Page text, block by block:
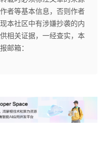
者等基本信息，否则作者
本社区中有涉嫌抄袭的内
相关证据，一经查实，本
邮箱：